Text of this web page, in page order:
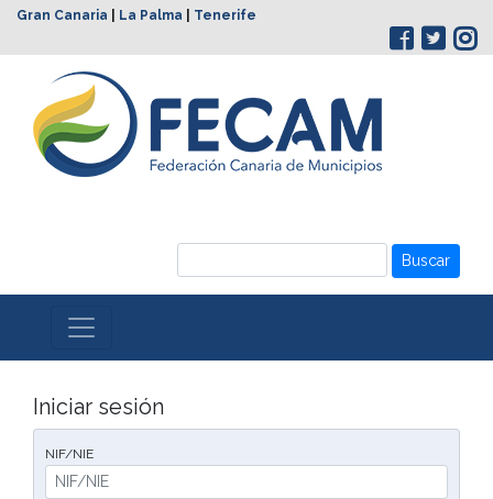
Gran Canaria La Palma Tenerife
Buscar
Iniciar sesión
NIF/NIE